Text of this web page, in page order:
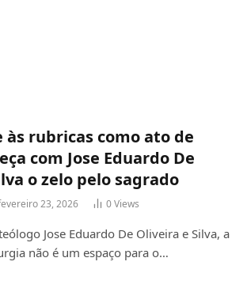
rubricas como ato de
com Jose Eduardo De
o zelo pelo sagrado
23, 2026 0Views
Jose Eduardo De Oliveira e Silva, a
não é um espaço para o…